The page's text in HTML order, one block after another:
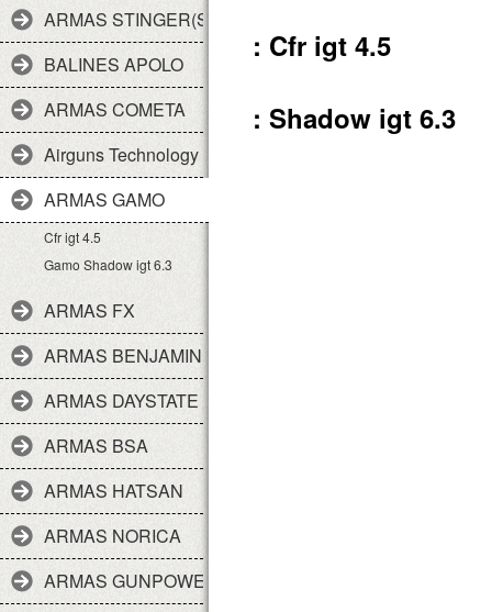
ARMAS STINGER(SPA)
BALINES APOLO
ARMAS COMETA
Airguns Technology
ARMAS GAMO
Cfr igt 4.5
Gamo Shadow igt 6.3
ARMAS FX
ARMAS BENJAMIN
ARMAS DAYSTATE
ARMAS BSA
ARMAS HATSAN
ARMAS NORICA
ARMAS GUNPOWER
: Cfr igt 4.5
: Shadow igt 6.3